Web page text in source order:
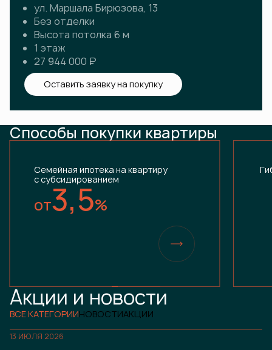
ул. Маршала Бирюзова, 13
Без отделки
Высота потолка 6 м
1 этаж
27 944 000 ₽
Оставить заявку на покупку
Способы покупки квартиры
Семейная ипотека на квартиру
с субсидированием
от3,5%
Акции и новости
ВСЕ КАТЕГОРИИНОВОСТИАКЦИИ
13 ИЮЛЯ 2026